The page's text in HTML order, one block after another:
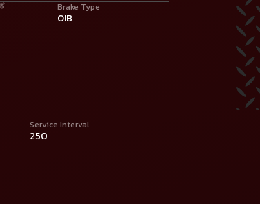
Brake Type
OIB
Service Interval
250